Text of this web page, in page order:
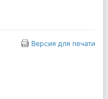
Версия для печати